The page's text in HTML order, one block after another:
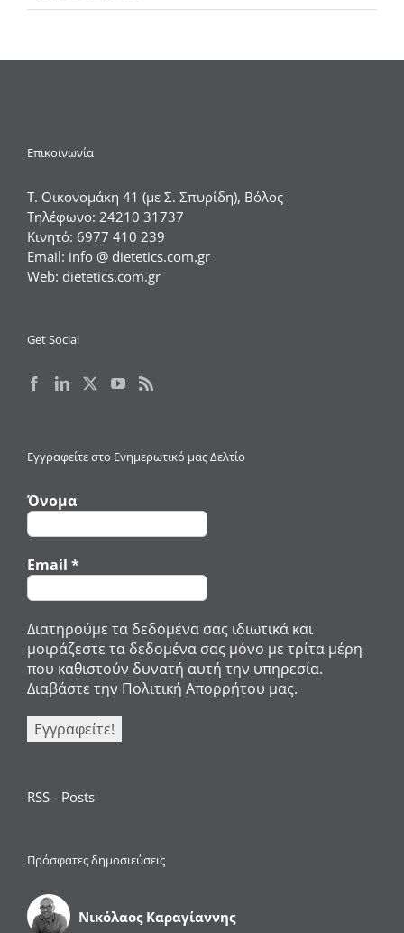
Επικοινωνία
Τ. Οικονομάκη 41 (με Σ. Σπυρίδη), Βόλος
Τηλέφωνο: 24210 31737
Κινητό: 6977 410 239
Email: info @ dietetics.com.gr
Web: dietetics.com.gr
Get Social
Εγγραφείτε στο Ενημερωτικό μας Δελτίο
Όνομα
Email *
Διατηρούμε τα δεδομένα σας ιδιωτικά και
μοιράζεστε τα δεδομένα σας μόνο με τρίτα μέρη
που καθιστούν δυνατή αυτή την υπηρεσία.
Διαβάστε την Πολιτική Απορρήτου μας.
RSS - Posts
Πρόσφατες δημοσιεύσεις
Νικόλαος Καραγίαννης